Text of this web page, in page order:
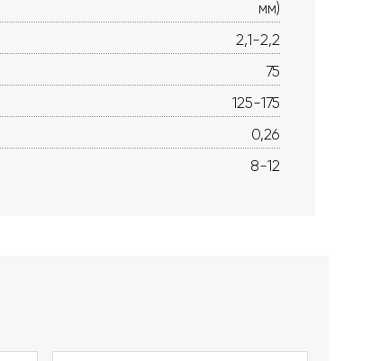
мм)
2,1-2,2
75
125-175
0,26
8-12